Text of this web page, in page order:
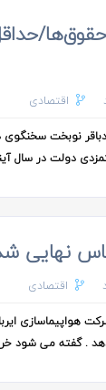
اقتصادی
نوبخت
دولت در سال
نهایی
اقتصادی
هواپیماسازی
دهد . گفته می شود